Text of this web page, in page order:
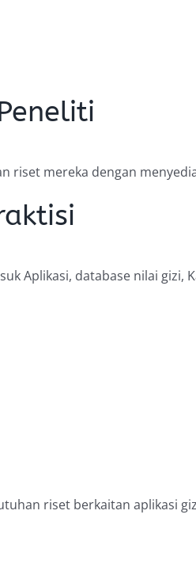
riset mereka dengan
Aplikasi, database nilai gizi,
riset berkaitan aplikasi